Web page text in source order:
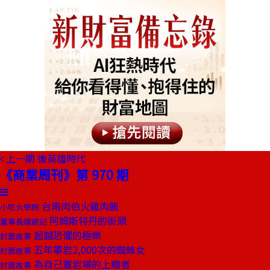
上一期 後英雄時代
《商業周刊》第 970 期
小吃大學問 台南肉伯火雞肉飯
董事長嬉遊記 阿姆斯特丹的街頭
封面故事 超越恐懼的極樂
封面故事 五年攀岩2,000次的蜘蛛女
封面故事 為自己蓋岩場的上癮者